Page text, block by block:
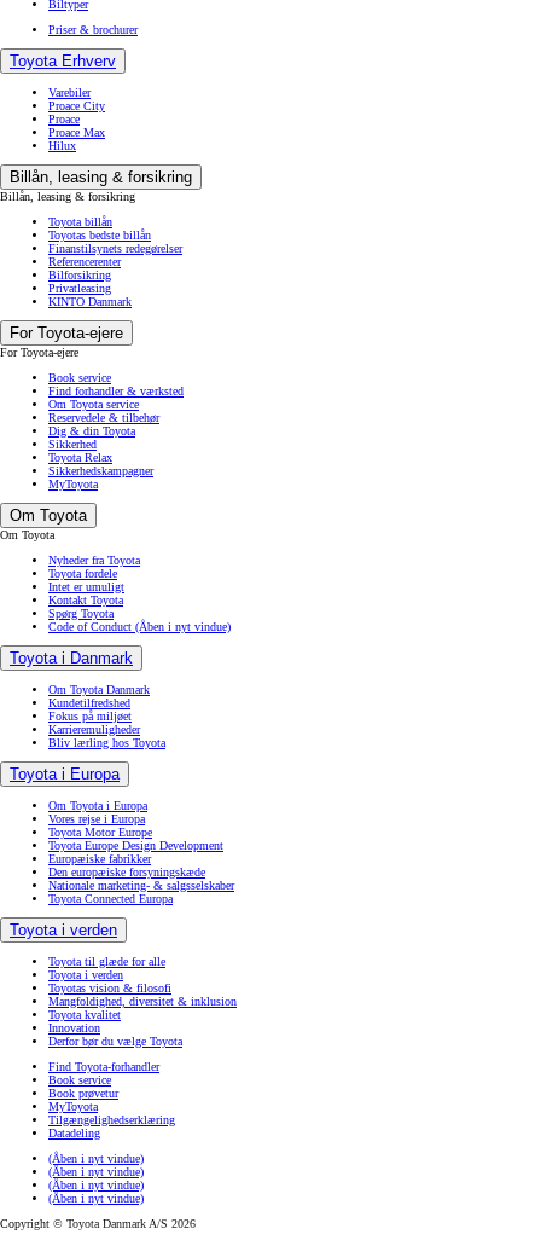
Biltyper
Priser & brochurer
Toyota Erhverv
Varebiler
Proace City
Proace
Proace Max
Hilux
Billån, leasing & forsikring
Billån, leasing & forsikring
Toyota billån
Toyotas bedste billån
Finanstilsynets redegørelser
Referencerenter
Bilforsikring
Privatleasing
KINTO Danmark
For Toyota-ejere
For Toyota-ejere
Book service
Find forhandler & værksted
Om Toyota service
Reservedele & tilbehør
Dig & din Toyota
Sikkerhed
Toyota Relax
Sikkerhedskampagner
MyToyota
Om Toyota
Om Toyota
Nyheder fra Toyota
Toyota fordele
Intet er umuligt
Kontakt Toyota
Spørg Toyota
Code of Conduct (Åben i nyt vindue)
Toyota i Danmark
Om Toyota Danmark
Kundetilfredshed
Fokus på miljøet
Karrieremuligheder
Bliv lærling hos Toyota
Toyota i Europa
Om Toyota i Europa
Vores rejse i Europa
Toyota Motor Europe
Toyota Europe Design Development
Europæiske fabrikker
Den europæiske forsyningskæde
Nationale marketing- & salgsselskaber
Toyota Connected Europa
Toyota i verden
Toyota til glæde for alle
Toyota i verden
Toyotas vision & filosofi
Mangfoldighed, diversitet & inklusion
Toyota kvalitet
Innovation
Derfor bør du vælge Toyota
Find Toyota-forhandler
Book service
Book prøvetur
MyToyota
Tilgængelighedserklæring
Datadeling
(Åben i nyt vindue)
(Åben i nyt vindue)
(Åben i nyt vindue)
(Åben i nyt vindue)
Copyright © Toyota Danmark A/S 2026